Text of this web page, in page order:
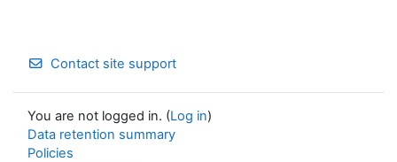
Contact site support
You are not logged in. (Log in)
Data retention summary
Policies